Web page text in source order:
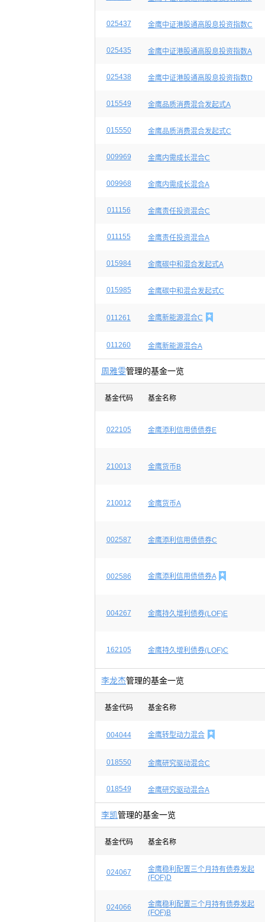
025437 金鹰中证港股通高股息投资指数C
025435 金鹰中证港股通高股息投资指数A
025438 金鹰中证港股通高股息投资指数D
015549 金鹰品质消费混合发起式A
015550 金鹰品质消费混合发起式C
009969 金鹰内需成长混合C
009968 金鹰内需成长混合A
011156 金鹰责任投资混合C
011155 金鹰责任投资混合A
015984 金鹰碳中和混合发起式A
015985 金鹰碳中和混合发起式C
011261 金鹰新能源混合C 
011260 金鹰新能源混合A
周雅雯管理的基金一览
基金代码 基金名称
022105 金鹰添利信用债债券E
210013 金鹰货币B
210012 金鹰货币A
002587 金鹰添利信用债债券C
002586 金鹰添利信用债债券A 
004267 金鹰持久增利债券(LOF)E
162105 金鹰持久增利债券(LOF)C
李龙杰管理的基金一览
基金代码 基金名称
004044 金鹰转型动力混合 
018550 金鹰研究驱动混合C
018549 金鹰研究驱动混合A
李凯管理的基金一览
基金代码 基金名称
024067
金鹰稳利配置三个月持有债券发起
(FOF)D
024066
金鹰稳利配置三个月持有债券发起
(FOF)B